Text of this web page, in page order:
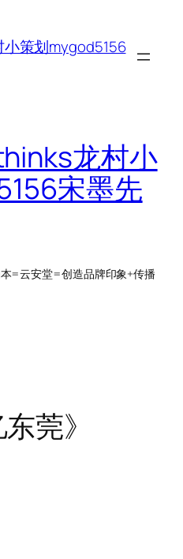
策划mygod5156
龙村小
宋墨先
=云安堂=创造品牌印象+传播
莞》